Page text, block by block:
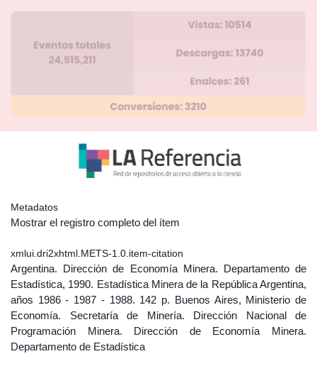
Metadatos
Mostrar el registro completo del ítem
xmlui.dri2xhtml.METS-1.0.item-citation
Argentina. Dirección de Economía Minera. Departamento de
Estadística, 1990. Estadística Minera de la República Argentina,
años 1986 - 1987 - 1988. 142 p. Buenos Aires, Ministerio de
Economía. Secretaría de Minería. Dirección Nacional de
Programación Minera. Dirección de Economía Minera.
Departamento de Estadística